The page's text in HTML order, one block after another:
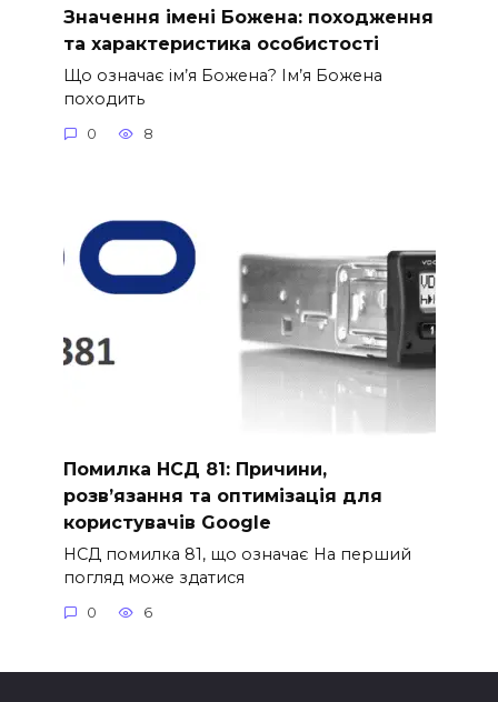
Значення імені Божена: походження
та характеристика особистості
Що означає ім’я Божена? Ім’я Божена
походить
0 8
Помилка НСД 81: Причини,
розв’язання та оптимізація для
користувачів Google
НСД помилка 81, що означає На перший
погляд може здатися
0 6